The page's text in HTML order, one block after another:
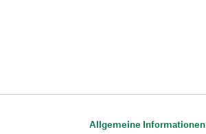
Allgemeine Informationen